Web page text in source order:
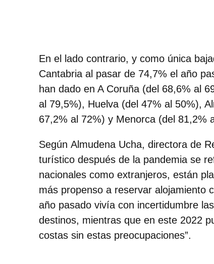
En el lado contrario, y como única
Cantabria al pasar de 74,7% el año
han dado en A Coruña (del 68,6% al
al 79,5%), Huelva (del 47% al 50%),
67,2% al 72%) y Menorca (del 81,2%
Según Almudena Ucha, directora de
turístico después de la pandemia se
nacionales como extranjeros, están
más propenso a reservar alojamiento
año pasado vivía con incertidumbre
destinos, mientras que en este 2022
costas sin estas preocupaciones”.